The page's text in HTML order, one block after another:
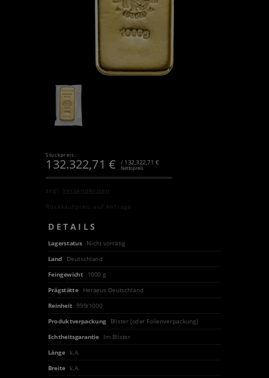
Stückpreis:
132.322,71 € / 132,322,71 €
Nettopreis
zzgl.Versandkosten
Rückkaufpreis auf Anfrage
DETAILS
Lagerstatus
Nicht vorrätig
Land
Deutschland
Feingewicht
1000 g
Prägstätte
Heraeus Deutschland
Reinheit 999/1000
Produktverpackung
Blister (oder Folienverpackung)
Echtheitsgarantie
Im Blister
Länge
k.A.
Breite
k.A.